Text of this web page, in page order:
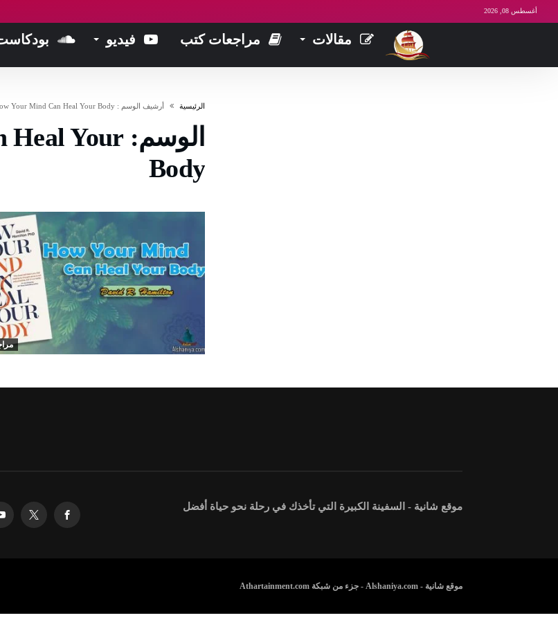
أغسطس 08, 2026
مقالات مراجعات كتب فيديو
‫الرئيسية‬ ‫أرشيف الوسم :‬ How Your Mind Can Heal Your Body
الوسم: Heal Your
Body
موقع شانية - السفينة الكبيرة التي تأخذك في رحلة نحو حياة أفضل
موقع شانية - Alshaniya.com - جزء من شبكة Athartainment.com